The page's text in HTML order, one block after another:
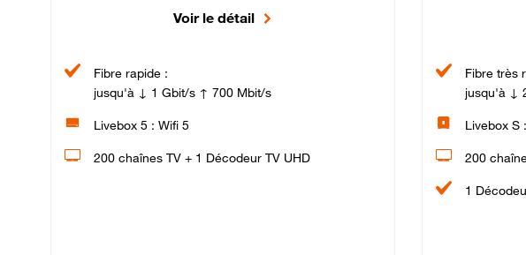
Voir le détail
Fibre rapide :
jusqu'à ↓ 1 Gbit/s ↑ 700 Mbit/s
Livebox 5 : Wifi 5
200 chaînes TV + 1 Décodeur TV UHD
Fibre très
jusqu'à ↓
Livebox S
200
1